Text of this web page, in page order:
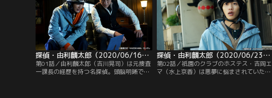
探偵・由利麟太郎（2020/06/16放送分）第01話
第01話／由利麟太郎（吉川晃司）は元捜査
一課長の経歴を持つ名探偵。頭脳明晰で
探偵・由利麟太郎（2020/06/23放送分）第02話
第02話／祇園のクラブのホステス・吉岡エ
マ（水上京香）は悪夢に悩まされていた。